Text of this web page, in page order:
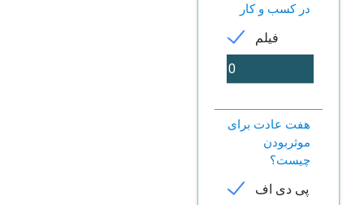
در کسب و کار
فیلم
هفت عادت برای
موثربودن
چیست؟
پی دی اف